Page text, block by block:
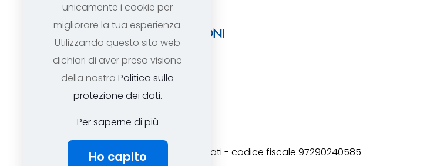
Copyright 2025 tutti i diritti risevati - codice fiscale 97290240585
unicamente i cookie per
migliorare la tua esperienza.
Utilizzando questo sito web
dichiari di aver preso visione
della nostra Politica sulla
protezione dei dati.
Per saperne di più
Ho capito